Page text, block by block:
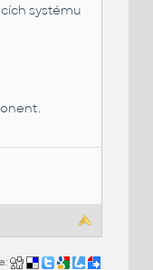
systému